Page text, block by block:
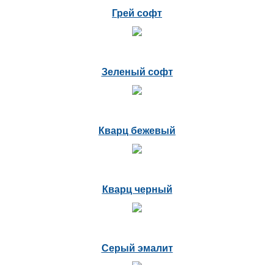
Грей софт
Зеленый софт
Кварц бежевый
Кварц черный
Серый эмалит